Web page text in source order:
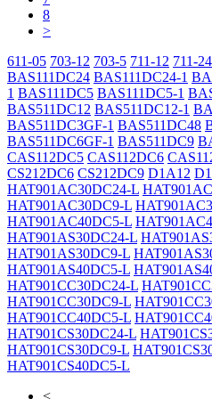
8
>
611-05 703-12 703-5 711-12 711-24
BAS111DC24 BAS111DC24-1
1 BAS111DC5 BAS111DC5-1
BAS511DC12 BAS511DC12-1
BAS511DC3GF-1 BAS511DC48
BAS511DC6GF-1 BAS511DC9
CAS112DC5 CAS112DC6
CS212DC6 CS212DC9 D1A12
HAT901AC30DC24-L
HAT901AC30DC9-L
HAT901AC40DC5-L
HAT901AS30DC24-L
HAT901AS30DC9-L
HAT901AS40DC5-L
HAT901CC30DC24-L
HAT901CC30DC9-L
HAT901CC40DC5-L
HAT901CS30DC24-L
HAT901CS30DC9-L
HAT901CS40DC5-L
<